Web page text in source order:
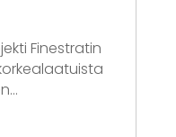
Finestratin